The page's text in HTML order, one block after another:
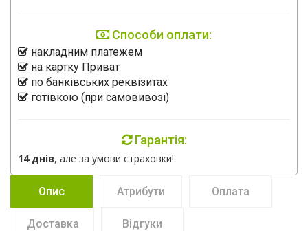
Способи оплати:
накладним платежем
на картку Приват
по банківських реквізитах
готівкою (при самовивозі)
Гарантія:
14 днів, але за умови страховки!
Опис Атрибути Оплата
Доставка Відгуки